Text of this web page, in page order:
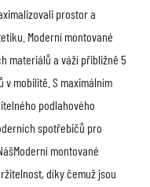
prostor a
Moderní montované
materiálů a váží přibližně 5
mobilitě. S maximálním
podlahového
spotřebičů pro
Moderní montované
díky čemuž jsou